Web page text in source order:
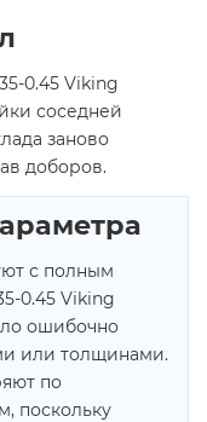
0.45 Viking
соседней
заново
доборов.
с полным
0.45 Viking
ошибочно
или толщинами.
по
поскольку